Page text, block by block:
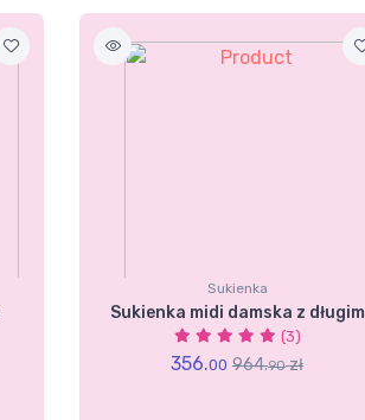
Sukienka
Sukienka midi damska z długim
(3)
356.00 964.90zł